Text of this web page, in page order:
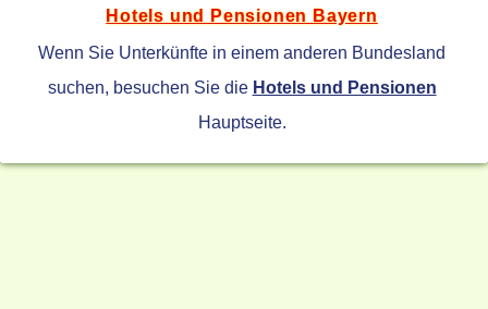
Hotels und Pensionen Bayern
Wenn Sie Unterkünfte in einem anderen Bundesland
suchen, besuchen Sie die Hotels und Pensionen
Hauptseite.